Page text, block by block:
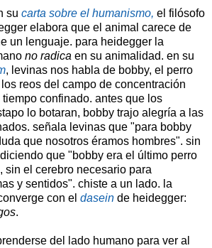
su carta sobre el humanismo, el filósofo
elabora que el animal carece de
un lenguaje. para heidegger la
no radica en su animalidad. en su
, levinas nos habla de bobby, el perro
reos del campo de concentración
confinado. antes que los
lo botaran, bobby trajo alegría a las
señala levinas que "para bobby
que nosotros éramos hombres". sin
que "bobby era el último perro
sin el cerebro necesario para
y sentidos". chiste a un lado. la
con el dasein de heidegger:
.
del lado humano para ver al